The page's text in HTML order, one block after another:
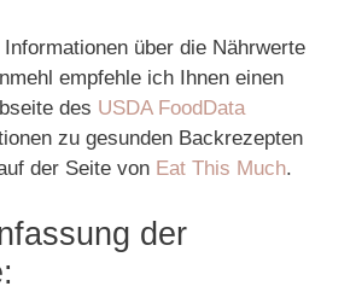
über die Nährwerte
empfehle ich Ihnen einen
des USDA FoodData
zu gesunden Backrezepten
der Seite von Eat This Much.
der